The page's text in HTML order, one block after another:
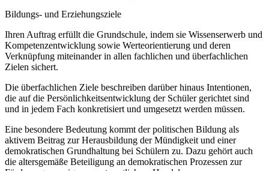
Bildungs- und Erziehungsziele
Ihren Auftrag erfüllt die Grundschule, indem sie Wissenserwerb und
Kompetenzentwicklung sowie Werteorientierung und deren
Verknüpfung miteinander in allen fachlichen und überfachlichen
Zielen sichert.
Die überfachlichen Ziele beschreiben darüber hinaus Intentionen,
die auf die Persönlichkeitsentwicklung der Schüler gerichtet sind
und in jedem Fach konkretisiert und umgesetzt werden müssen.
Eine besondere Bedeutung kommt der politischen Bildung als
aktivem Beitrag zur Herausbildung der Mündigkeit und einer
demokratischen Grundhaltung bei Schülern zu. Dazu gehört auch
die altersgemäße Beteiligung an demokratischen Prozessen zur